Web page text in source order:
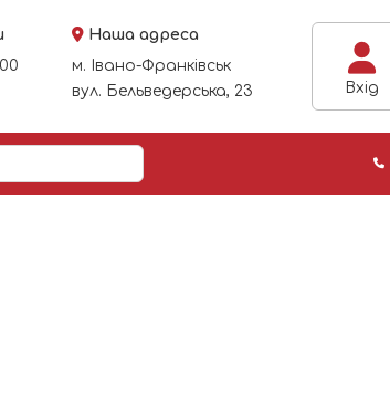
Наша адреса
м. Івано-Франківськ
вул. Бельведерська, 23
Вхід